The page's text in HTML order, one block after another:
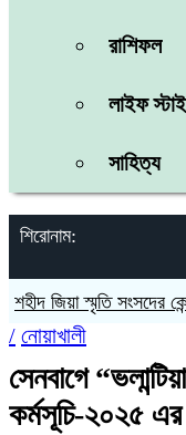
রাশিফল
লাইফ
সাহিত্য
শিরোনাম:
জিয়া স্মৃতি সংসদের
/ নোয়াখালী
সেনবাগে
কর্মসূচি-২০২৫